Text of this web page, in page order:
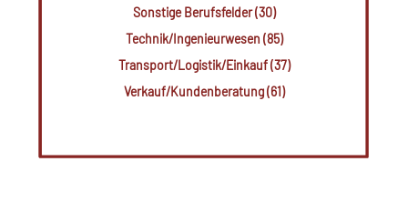
Sonstige Berufsfelder (30)
Technik/Ingenieurwesen (85)
Transport/Logistik/Einkauf (37)
Verkauf/Kundenberatung (61)